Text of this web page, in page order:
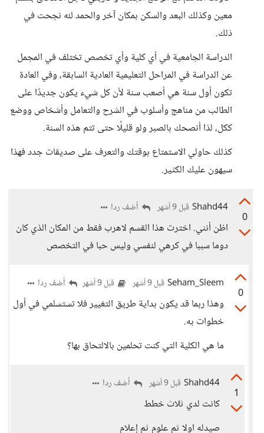
معين وكذلك البعد والسكن بمكان آخر والحمد لله نجحت في
ذلك.
الدراسة الجامعية في أي كلية وأي تخصص تختلف في المجمل
عن الدراسة في المراحل التعليمية العادية السابقة، وفي العادة
تكون أول سنة هي أصعب سنة لأن كل شيء يكون جديدًا على
الطالب من مناهج وأسلوب في الشرح والتعامل وأشخاص ووضع
ككل، لذا أنصحك بالصبر ولو قليلًا حتى تتم هذه السنة.
كذلك حاولي الاستمتاع بوقتك والتعرف على صديقات جدد فهذا
سيهون عليك الكثير.
0
Shahd44 قبل 9 أشهر أضف ردا
اظن أنني. اخترت هذا القسم لاهرب فقط من المكان الذي كان
دوما سببا في كرهي لنفسي وليس حبا في التخصص
0
Seham_Sleem قبل 9 أشهر قبل 9 أشهر أضف ردا
وهذا ربما قد يكون بداية طريق التغيير فلا تستسلمي في أول
خطوات به.
ما هي الكلية التي كنت تحلمين بالالتحاق بها؟
1
Shahd44 قبل 9 أشهر أضف ردا
كانت لدي ثلاث خطط
صيدله اولا ثم علوم ثم إعلام